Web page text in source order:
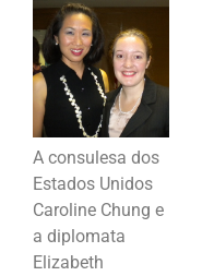
A consulesa dos
Estados Unidos
Caroline Chung e
a diplomata
Elizabeth